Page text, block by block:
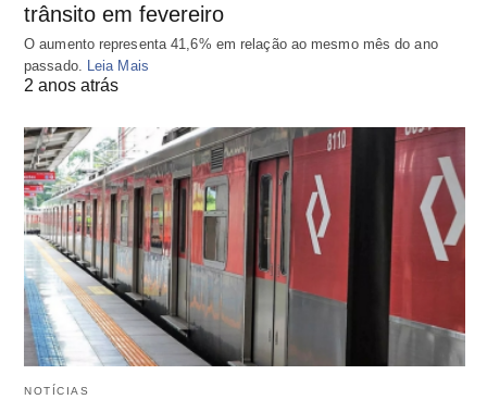
trânsito em fevereiro
O aumento representa 41,6% em relação ao mesmo mês do ano
passado.
Leia Mais
2 anos atrás
NOTÍCIAS